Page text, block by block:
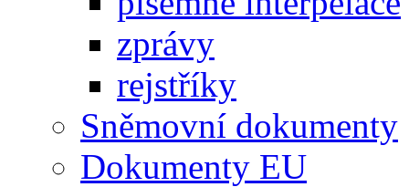
zprávy
rejstříky
Sněmovní dokumenty
Dokumenty EU